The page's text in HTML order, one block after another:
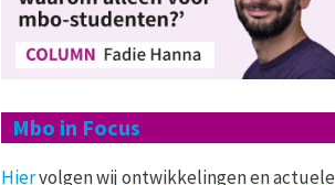
Mbo in Focus
Hiervolgen wij ontwikkelingen en actuele